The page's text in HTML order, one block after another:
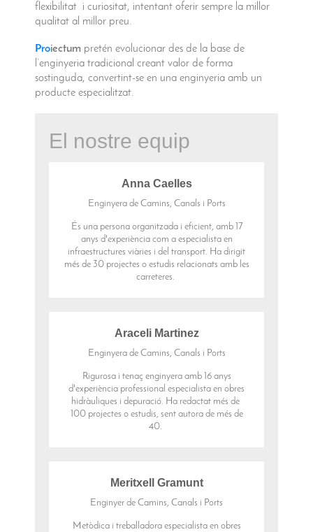
flexibilitat i curiositat, intentant oferir sempre la millor
qualitat al millor preu.
Proiectum pretén evolucionar des de la base de
l’enginyeria tradicional creant valor de forma
sostinguda, convertint-se en una enginyeria amb un
producte especialitzat.
El nostre equip
Anna Caelles
Enginyera de Camins, Canals i Ports
És una persona organitzada i eficient, amb 17
anys d'experiència com a especialista en
infraestructures viàries i del transport. Ha dirigit
més de 30 projectes o estudis relacionats amb les
carreteres.
Araceli Martinez
Enginyera de Camins, Canals i Ports
Rigurosa i tenaç enginyera amb 16 anys
d'experiència professional especialista en obres
hidràuliques i depuració. Ha redactat més de
100 projectes o estudis, sent autora de més de
40.
Meritxell Gramunt
Enginyer de Camins, Canals i Ports
Metòdica i treballadora especialista en obres